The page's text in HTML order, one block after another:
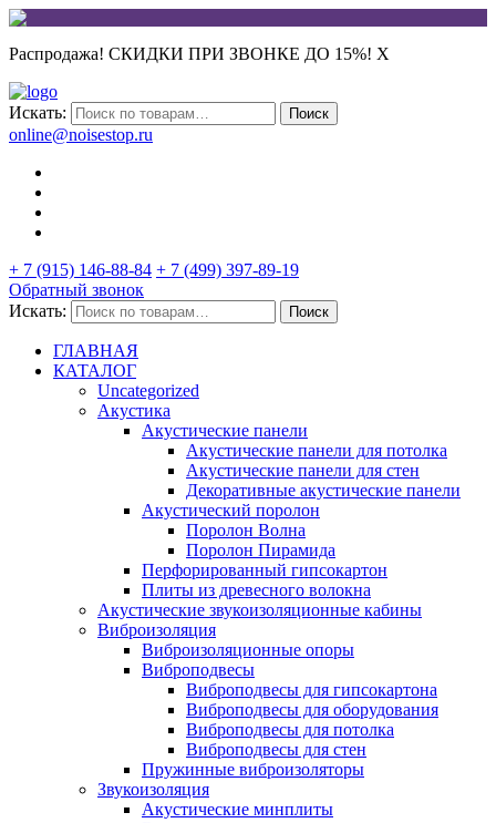
Распродажа! СКИДКИ ПРИ ЗВОНКЕ ДО 15%! X
Искать: Поиск
online@noisestop.ru
+ 7 (915) 146-88-84 + 7 (499) 397-89-19
Обратный звонок
Искать:
Поиск
ГЛАВНАЯ
КАТАЛОГ
Uncategorized
Акустика
Акустические панели
Акустические панели для потолка
Акустические панели для стен
Декоративные акустические панели
Акустический поролон
Поролон Волна
Поролон Пирамида
Перфорированный гипсокартон
Плиты из древесного волокна
Акустические звукоизоляционные кабины
Виброизоляция
Виброизоляционные опоры
Виброподвесы
Виброподвесы для гипсокартона
Виброподвесы для оборудования
Виброподвесы для потолка
Виброподвесы для стен
Пружинные виброизоляторы
Звукоизоляция
Акустические минплиты